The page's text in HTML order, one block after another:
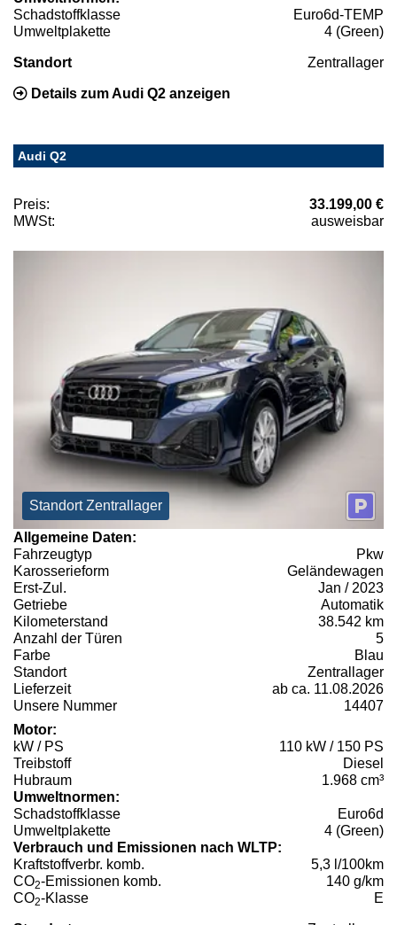
Schadstoffklasse
Euro6d-TEMP
Umweltplakette
4 (Green)
Standort Zentrallager
Details zum Audi Q2 anzeigen
Audi Q2
Preis:
33.199,00 €
MWSt:
ausweisbar
Standort Zentrallager
Allgemeine Daten:
Fahrzeugtyp
Pkw
Karosserieform
Geländewagen
Erst-Zul.
Jan / 2023
Getriebe
Automatik
Kilometerstand
38.542 km
Anzahl der Türen
5
Farbe
Blau
Standort
Zentrallager
Lieferzeit
ab ca. 11.08.2026
Unsere Nummer
14407
Motor:
kW / PS
110 kW / 150 PS
Treibstoff
Diesel
Hubraum
1.968 cm³
Umweltnormen:
Schadstoffklasse
Euro6d
Umweltplakette
4 (Green)
Verbrauch und Emissionen nach WLTP:
Kraftstoffverbr. komb.
5,3 l/100km
CO2-Emissionen komb.
140 g/km
CO2-Klasse E